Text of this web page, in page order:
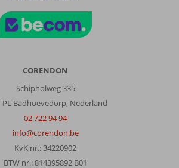
CORENDON
Schipholweg 335
PL Badhoevedorp, Nederland
02 722 94 94
info@corendon.be
KvK nr.: 34220902
BTW nr.: 814395892 B01